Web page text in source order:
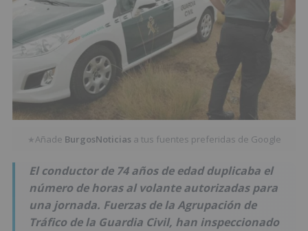
★Añade BurgosNoticias a tus fuentes preferidas de Google
El conductor de 74 años de edad duplicaba el
número de horas al volante autorizadas para
una jornada. Fuerzas de la Agrupación de
Tráfico de la Guardia Civil, han inspeccionado